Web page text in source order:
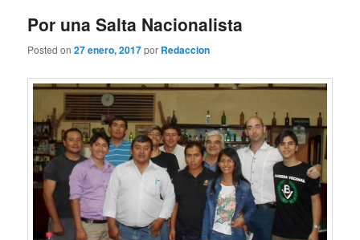
Por una Salta Nacionalista
Posted on27 enero, 2017por Redaccion